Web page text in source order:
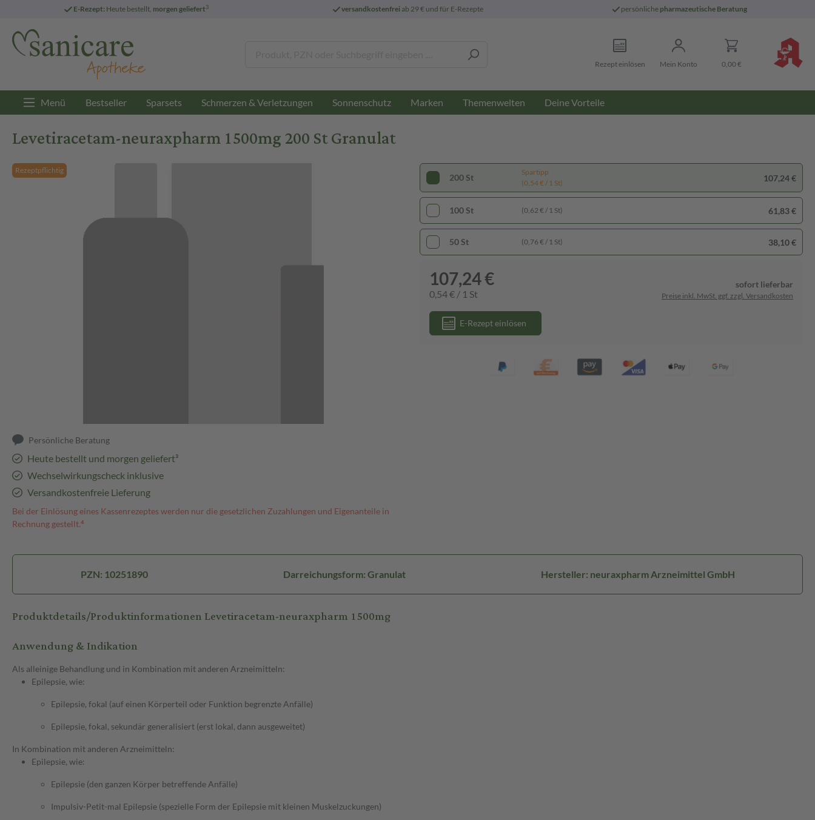
E-Rezept: Heute bestellt, morgen geliefert3 versandkostenfreiab 29 € und für E-Rezepte persönliche pharmazeutische Beratung
Rezept einlösen Mein Konto 0,00 €
Menü Bestseller Sparsets Schmerzen & Verletzungen Sonnenschutz Marken Themenwelten Deine Vorteile
Levetiracetam-neuraxpharm 1500mg 200 St Granulat
Rezeptpflichtig
Persönliche Beratung
Heute bestellt und morgen geliefert³
Wechselwirkungscheck inklusive
Versandkostenfreie Lieferung
Bei der Einlösung eines Kassenrezeptes werden nur die gesetzlichen Zuzahlungen und Eigenanteile in
Rechnung gestellt.⁴
200 St
Spartipp
(0,54 € / 1 St)
107,24 €
100 St (0,62 € / 1 St) 61,83 €
50 St (0,76 € / 1 St) 38,10 €
107,24 €
0,54 € / 1 St
sofort lieferbar
Preise inkl. MwSt. ggf. zzgl. Versandkosten
E-Rezept einlösen
PZN: 10251890 Darreichungsform: Granulat Hersteller: neuraxpharm Arzneimittel GmbH
Produktdetails/Produktinformationen Levetiracetam-neuraxpharm 1500mg
Anwendung & Indikation
Als alleinige Behandlung und in Kombination mit anderen Arzneimitteln:
Epilepsie, wie:
Epilepsie, fokal (auf einen Körperteil oder Funktion begrenzte Anfälle)
Epilepsie, fokal, sekundär generalisiert (erst lokal, dann ausgeweitet)
In Kombination mit anderen Arzneimitteln:
Epilepsie, wie:
Epilepsie (den ganzen Körper betreffende Anfälle)
Impulsiv-Petit-mal Epilepsie (spezielle Form der Epilepsie mit kleinen Muskelzuckungen)